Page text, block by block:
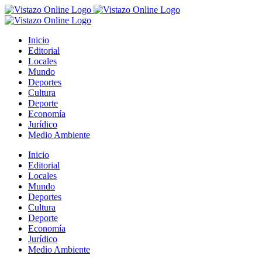
Saltar
al
Inicio
Editorial
Locales
Mundo
Deportes
Cultura
Deporte
Economía
Jurídico
Medio Ambiente
Inicio
Editorial
Locales
Mundo
Deportes
Cultura
Deporte
Economía
Jurídico
Medio Ambiente